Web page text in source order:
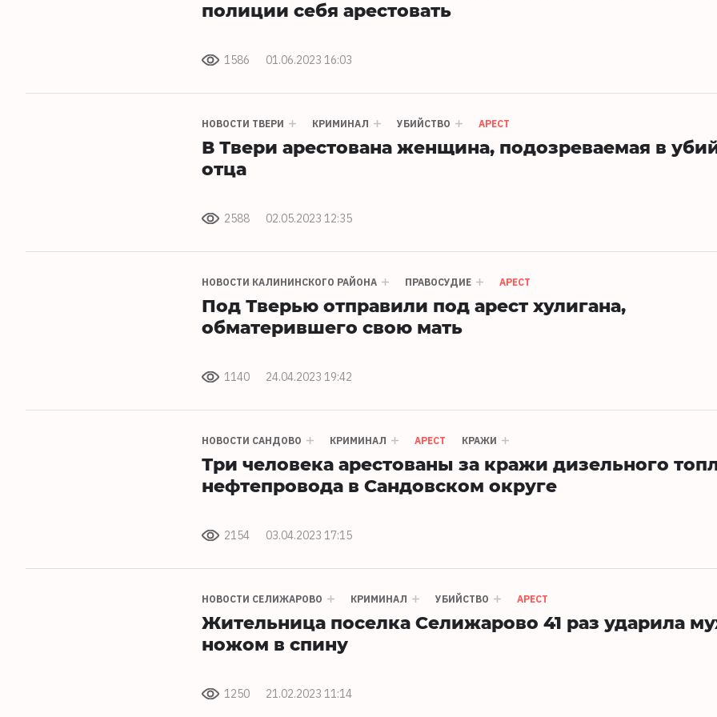
полиции себя арестовать
1586 01.06.2023 16:03
НОВОСТИ ТВЕРИ КРИМИНАЛ УБИЙСТВО АРЕСТ
В Твери арестована женщина, подозреваемая в
отца
2588 02.05.2023 12:35
НОВОСТИ КАЛИНИНСКОГО РАЙОНА ПРАВОСУДИЕ АРЕСТ
Под Тверью отправили под арест хулигана,
обматерившего свою мать
1140 24.04.2023 19:42
НОВОСТИ САНДОВО КРИМИНАЛ АРЕСТ КРАЖИ
Три человека арестованы за кражи дизельного
нефтепровода в Сандовском округе
2154 03.04.2023 17:15
НОВОСТИ СЕЛИЖАРОВО КРИМИНАЛ УБИЙСТВО АРЕСТ
Жительница поселка Селижарово 41 раз ударила
ножом в спину
1250 21.02.2023 11:14